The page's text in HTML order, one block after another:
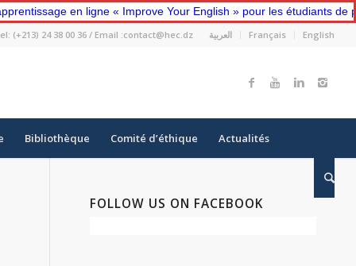
en ligne « Improve Your English » pour les étudiants de première
العربية Français English
(+213) 24 38 00 36 / Email :contact@hec.dz
Bibliothèque Comité d’éthique Actualités
FOLLOW US ON FACEBOOK